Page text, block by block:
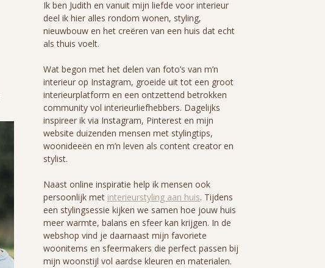
Ik ben Judith en vanuit mijn liefde voor interieur
deel ik hier alles rondom wonen, styling,
nieuwbouw en het creëren van een huis dat echt
als thuis voelt.
Wat begon met het delen van foto’s van m’n
interieur op Instagram, groeide uit tot een groot
interieurplatform en een ontzettend betrokken
community vol interieurliefhebbers. Dagelijks
inspireer ik via Instagram, Pinterest en mijn
website duizenden mensen met stylingtips,
woonideeën en m’n leven als content creator en
stylist.
Naast online inspiratie help ik mensen ook
persoonlijk met interieurstyling aan huis. Tijdens
een stylingsessie kijken we samen hoe jouw huis
meer warmte, balans en sfeer kan krijgen. In de
webshop vind je daarnaast mijn favoriete
woonitems en sfeermakers die perfect passen bij
mijn woonstijl vol aardse kleuren en materialen.